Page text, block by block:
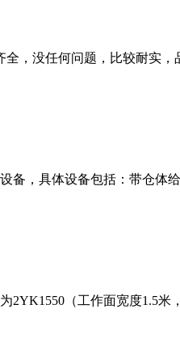
，没任何问题，比较耐实，
，具体设备包括：带仓体
（工作面宽度1.5米